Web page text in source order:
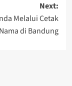
Next:
Melalui Cetak
di Bandung